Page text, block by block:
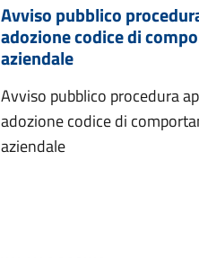
Avviso pubblico
adozione codice di
aziendale
Avviso pubblico procedura
adozione codice di
aziendale